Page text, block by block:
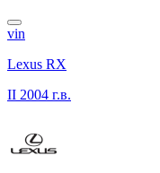
vin
Lexus RX
II 2004 г.в.